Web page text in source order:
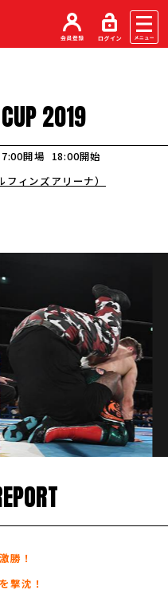
CUP2019
開場 18:00開始
ィンズアリーナ）
勝！
撃沈！